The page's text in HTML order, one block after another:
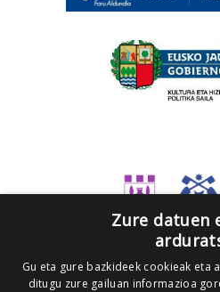
Zure datuen
Gu eta gure bazkideek cookieak eta
ditugu zure gailuan informazioa